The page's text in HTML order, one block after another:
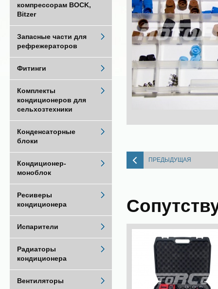
ПРЕДЫДУЩАЯ
компрессорам BOCK,
Bitzer
Запасные части для
рефрежераторов
Фитинги
Комплекты
кондиционеров для
сельхозтехники
Конденсаторные
блоки
Кондиционер-
моноблок
Ресиверы
кондиционера
Испарители
Радиаторы
кондиционера
Вентиляторы